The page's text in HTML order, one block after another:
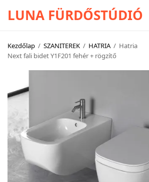
LUNA FÜRDŐSTÚDIÓ
Kezdőlap / SZANITEREK / HATRIA / Hatria
Next fali bidet Y1F201 fehér + rögzítő
SZANITEREK
KÁDAK
KABINOK – TÁLCÁK
TOVÁBBI TERMÉKEK